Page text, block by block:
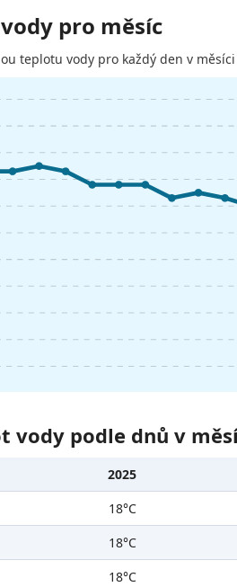
pro měsíc
teplotu vody pro každý den v
vody podle dnů v
2025
18°C
18°C
18°C